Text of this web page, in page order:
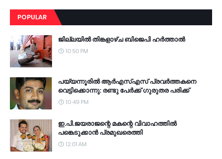
POPULAR
ജില്ലയില്‍ തിങ്കളാഴ്ച ബിജെപി ഹര്‍ത്താല്‍
10:50 PM
പയ്യന്നൂരില്‍ ആര്‍എസ്എസ് പ്രവര്‍ത്തകനെ
വെട്ടിക്കൊന്നു: രണ്ടു പേര്‍ക്ക് ഗുരുതര പരിക്ക്
10:49 PM
ഇ.പി.ജയരാജന്റെ മകന്റെ വിവാഹത്തില്‍
പങ്കെടുക്കാന്‍ പ്രമുഖരെത്തി
12:01 AM